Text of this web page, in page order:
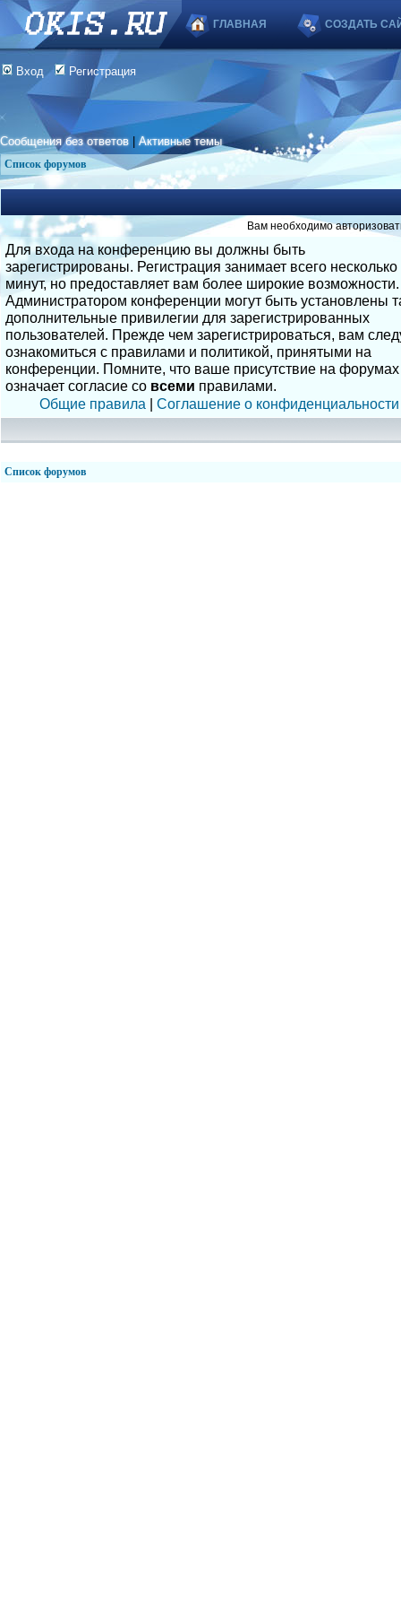
ГЛАВНАЯ СОЗДАТЬ
Вход Регистрация
Сообщения без ответов |Активные темы
Список форумов
Вам необходимо
Для входа на конференцию вы должны быть
зарегистрированы. Регистрация занимает всего несколько
минут, но предоставляет вам более широкие возможности.
Администратором конференции могут быть установлены
дополнительные привилегии для зарегистрированных
пользователей. Прежде чем зарегистрироваться, вам
ознакомиться с правилами и политикой, принятыми на
конференции. Помните, что ваше присутствие на форумах
означает согласие со всеми правилами.
Общие правила | Соглашение о конфиденциальности
Список форумов